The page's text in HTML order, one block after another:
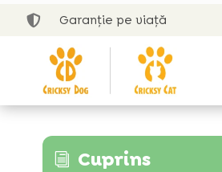
 Garanție pe viață
i Cuprins